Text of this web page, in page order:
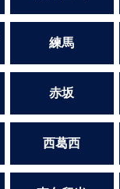
練馬
赤坂
西葛西